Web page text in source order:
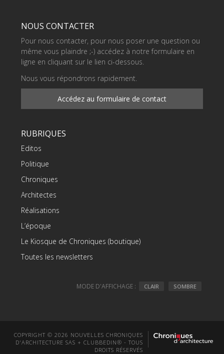
NOUS CONTACTER
Pour nous contacter, pour nous poser une question ou
même vous plaindre ;-) accédez à notre formulaire en
ligne en cliquant sur le lien ci-dessous.
Nous vous répondrons rapidement.
Accédez au formulaire de contact
RUBRIQUES
Editos
Politique
Chroniques
Architectes
Réalisations
L’époque
Le Kiosque de Chroniques (boutique)
Toutes les newsletters
MODE D'AFFICHAGE : CLAIR SOMBRE
COPYRIGHT © 2026 NOUVELLES CHRONIQUES
D'ARCHITECTURE SAS + CLUBBEDIN® - TOUS
DROITS RÉSERVÉS